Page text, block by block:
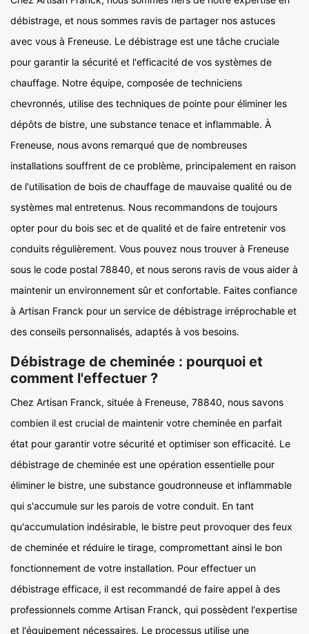
débistrage, et nous sommes ravis de partager nos astuces
avec vous à Freneuse. Le débistrage est une tâche cruciale
pour garantir la sécurité et l'efficacité de vos systèmes de
chauffage. Notre équipe, composée de techniciens
chevronnés, utilise des techniques de pointe pour éliminer les
dépôts de bistre, une substance tenace et inflammable. À
Freneuse, nous avons remarqué que de nombreuses
installations souffrent de ce problème, principalement en raison
de l'utilisation de bois de chauffage de mauvaise qualité ou de
systèmes mal entretenus. Nous recommandons de toujours
opter pour du bois sec et de qualité et de faire entretenir vos
conduits régulièrement. Vous pouvez nous trouver à Freneuse
sous le code postal 78840, et nous serons ravis de vous aider à
maintenir un environnement sûr et confortable. Faites confiance
à Artisan Franck pour un service de débistrage irréprochable et
des conseils personnalisés, adaptés à vos besoins.
Débistrage de cheminée : pourquoi et
comment l'effectuer ?
Chez Artisan Franck, située à Freneuse, 78840, nous savons
combien il est crucial de maintenir votre cheminée en parfait
état pour garantir votre sécurité et optimiser son efficacité. Le
débistrage de cheminée est une opération essentielle pour
éliminer le bistre, une substance goudronneuse et inflammable
qui s'accumule sur les parois de votre conduit. En tant
qu'accumulation indésirable, le bistre peut provoquer des feux
de cheminée et réduire le tirage, compromettant ainsi le bon
fonctionnement de votre installation. Pour effectuer un
débistrage efficace, il est recommandé de faire appel à des
professionnels comme Artisan Franck, qui possèdent l'expertise
et l'équipement nécessaires. Le processus utilise une